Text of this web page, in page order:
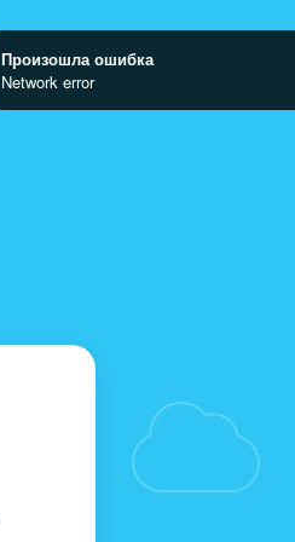
Произошла ошибка
Network error